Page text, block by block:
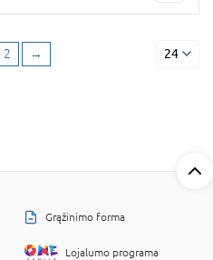
2 → 24
Grąžinimo forma
Lojalumo programa